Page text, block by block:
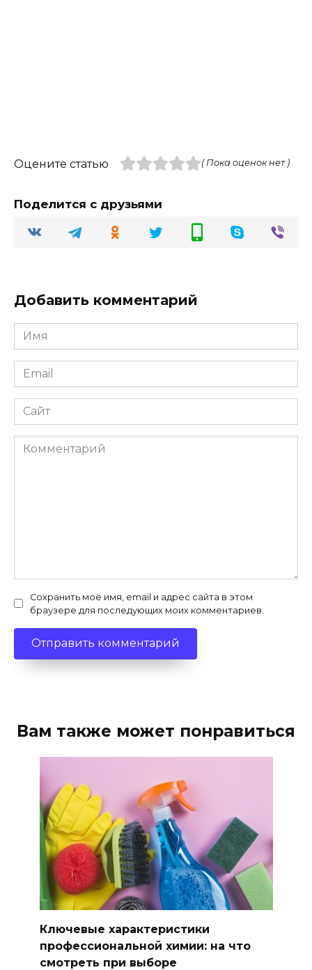
Оцените статью ( Пока оценок нет )
Поделится с друзьями
Добавить комментарий
Имя
Email
Сайт
Комментарий
Сохранить моё имя, email и адрес сайта в этом
браузере для последующих моих комментариев.
Вам также может понравиться
Ключевые характеристики
профессиональной химии: на что
смотреть при выборе